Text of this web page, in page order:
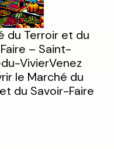
du Terroir et du
– Saint-
VivierVenez
le Marché du
du Savoir-Faire